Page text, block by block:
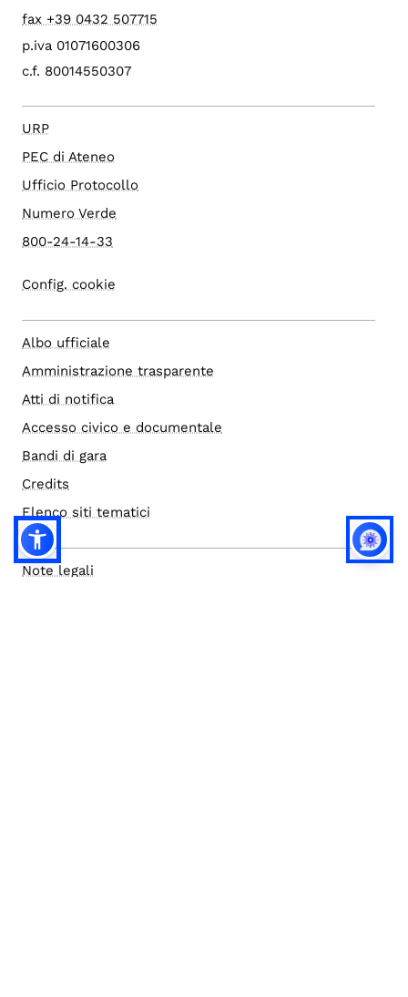
fax +39 0432 507715
p.iva 01071600306
c.f. 80014550307
URP
PEC di Ateneo
Ufficio Protocollo
Numero Verde
800-24-14-33
Config. cookie
Albo ufficiale
Amministrazione trasparente
Atti di notifica
Accesso civico e documentale
Bandi di gara
Credits
Elenco siti tematici
Note legali